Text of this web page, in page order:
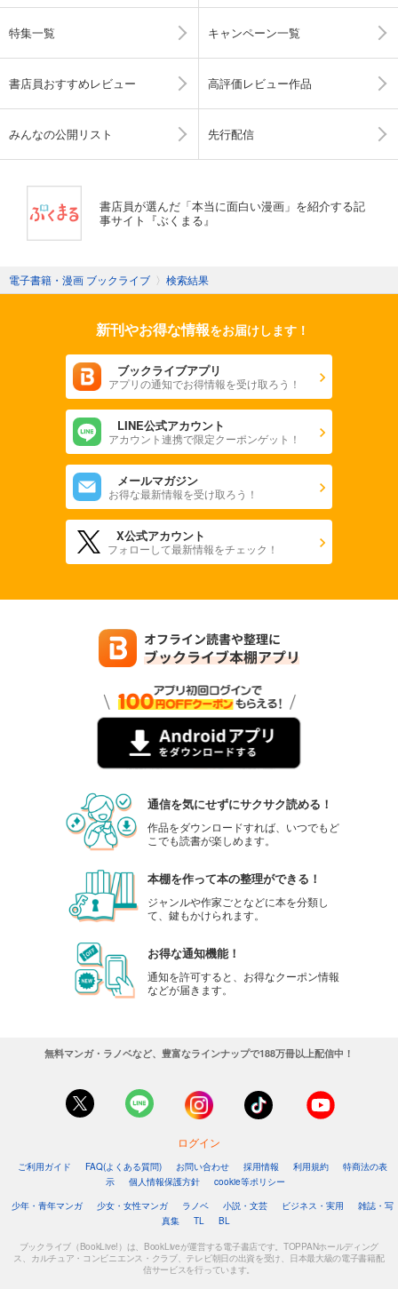
特集一覧 キャンペーン一覧
書店員おすすめレビュー 高評価レビュー作品
みんなの公開リスト 先行配信
書店員が選んだ「本当に面白い漫画」を紹介する記
事サイト『ぶくまる』
電子書籍・漫画 ブックライブ 〉 検索結果
新刊やお得な情報をお届けします！
ブックライブアプリ
アプリの通知でお得情報を受け取ろう！
LINE公式アカウント
アカウント連携で限定クーポンゲット！
メールマガジン
お得な最新情報を受け取ろう！
X公式アカウント
フォローして最新情報をチェック！
通信を気にせずにサクサク読める！
作品をダウンロードすれば、いつでもど
こでも読書が楽しめます。
本棚を作って本の整理ができる！
ジャンルや作家ごとなどに本を分類し
て、鍵もかけられます。
お得な通知機能！
通知を許可すると、お得なクーポン情報
などが届きます。
無料マンガ・ラノベなど、豊富なラインナップで188万冊以上配信中！
ログイン
ご利用ガイド FAQ(よくある質問) お問い合わせ 採用情報 利用規約
特商法の表
示
個人情報保護方針
cookie等ポリシー
少年・青年マンガ
少女・女性マンガ ラノベ 小説・文芸 ビジネス・実用
雑誌・写
真集
TL BL
ブックライブ（BookLive!）は、BookLiveが運営する電子書店です。TOPPANホールディング
ス、カルチュア・コンビニエンス・クラブ、テレビ朝日の出資を受け、日本最大級の電子書籍配
信サービスを行っています。